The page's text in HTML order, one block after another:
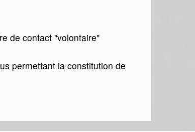
de contact "volontaire"
permettant la constitution de